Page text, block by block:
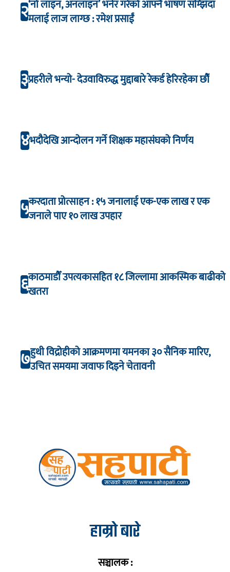
२‘नो लाइन, अनलाइन’ भनेर गरेको आफ्नै भाषण सम्झिँदा
मलाई लाज लाग्छ : रमेश प्रसाईं
३प्रहरीले भन्यो- देउवाविरुद्ध मुद्दाबारे रेकर्ड हेरिरहेका छौँ
४भदौदेखि आन्दोलन गर्ने शिक्षक महासंघको निर्णय
५करदाता प्रोत्साहन : १५ जनालाई एक-एक लाख र एक
जनाले पाए १० लाख उपहार
६काठमाडौँ उपत्यकासहित १८ जिल्लामा आकस्मिक बाढीको
खतरा
७हुथी विद्रोहीको आक्रमणमा यमनका ३० सैनिक मारिए,
उचित समयमा जवाफ दिइने चेतावनी
हाम्रो बारे
सञ्चालक :